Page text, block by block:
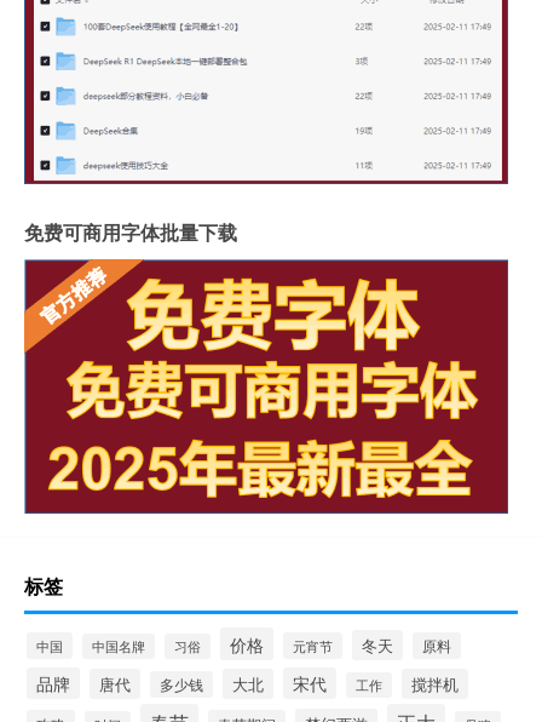
免费可商用字体批量下载
标签
中国 中国名牌 习俗 价格 元宵节 冬天 原料
品牌 唐代 多少钱 大北 宋代 工作 搅拌机